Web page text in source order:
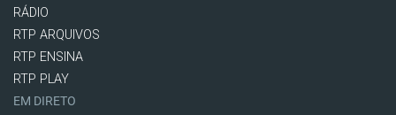
RÁDIO
RTP ARQUIVOS
RTP ENSINA
RTP PLAY
EM DIRETO